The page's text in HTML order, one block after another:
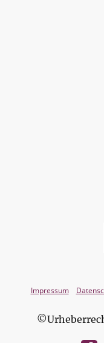
Impressum